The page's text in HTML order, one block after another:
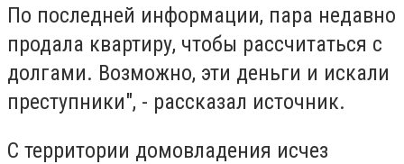
По последней информации, пара недавно
продала квартиру, чтобы рассчитаться с
долгами. Возможно, эти деньги и искали
преступники", - рассказал источник.
С территории домовладения исчез